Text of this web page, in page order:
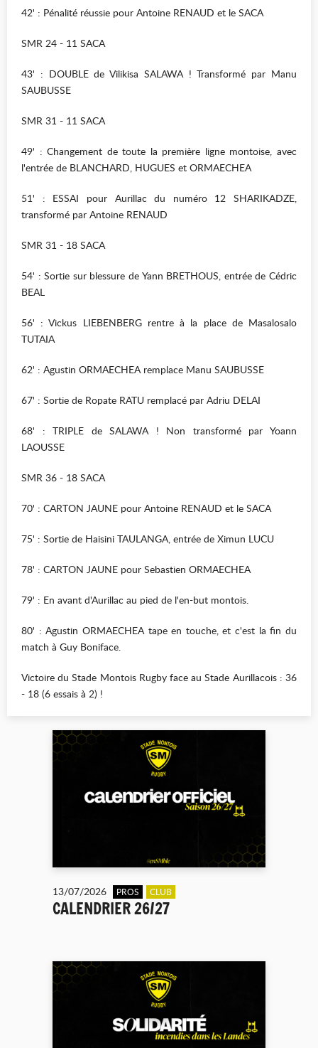
42' : Pénalité réussie pour Antoine RENAUD et le SACA
SMR 24 - 11 SACA
43' : DOUBLE de Vilikisa SALAWA ! Transformé par Manu
SAUBUSSE
SMR 31 - 11 SACA
49' : Changement de toute la première ligne montoise, avec
l'entrée de BLANCHARD, HUGUES et ORMAECHEA
51' : ESSAI pour Aurillac du numéro 12 SHARIKADZE,
transformé par Antoine RENAUD
SMR 31 - 18 SACA
54' : Sortie sur blessure de Yann BRETHOUS, entrée de Cédric
BEAL
56' : Vickus LIEBENBERG rentre à la place de Masalosalo
TUTAIA
62' : Agustin ORMAECHEA remplace Manu SAUBUSSE
67' : Sortie de Ropate RATU remplacé par Adriu DELAI
68' : TRIPLE de SALAWA ! Non transformé par Yoann
LAOUSSE
SMR 36 - 18 SACA
70' : CARTON JAUNE pour Antoine RENAUD et le SACA
75' : Sortie de Haisini TAULANGA, entrée de Ximun LUCU
78' : CARTON JAUNE pour Sebastien ORMAECHEA
79' : En avant d'Aurillac au pied de l'en-but montois.
80' : Agustin ORMAECHEA tape en touche, et c'est la fin du
match à Guy Boniface.
Victoire du Stade Montois Rugby face au Stade Aurillacois : 36
- 18 (6 essais à 2) !
13/07/2026 PROS CLUB
CALENDRIER 26/27